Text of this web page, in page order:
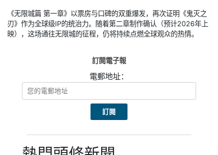
《无限城篇 第一章》以票房与口碑的双重爆发，再次证明《鬼灭之
刃》作为全球级IP的统治力。随着第二章制作确认（预计2026年上
映），这场通往无限城的征程，仍将持续点燃全球观众的热情。
訂閱電子報
電郵地址：